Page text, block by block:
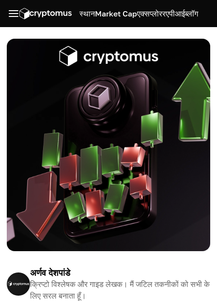
स्थानMarket Capएक्सप्लोररएपीआईब्लॉग
अर्णव देशपांडे
क्रिप्टो विश्लेषक और गाइड लेखक। मैं जटिल तकनीकों को सभी के
लिए सरल बनाता हूँ।